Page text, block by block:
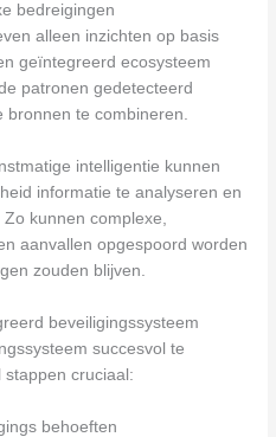
bedreigingen
alleen inzichten op basis
geïntegreerd ecosysteem
patronen gedetecteerd
bronnen te combineren.
intelligentie kunnen
informatie te analyseren en
kunnen complexe,
aanvallen opgespoord worden
zouden blijven.
beveiligingssysteem
succesvol te
cruciaal:
behoeften